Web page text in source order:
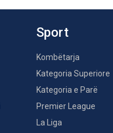
Sport
Kombëtarja
Kategoria Superiore
Kategoria e Parë
Premier League
La Liga